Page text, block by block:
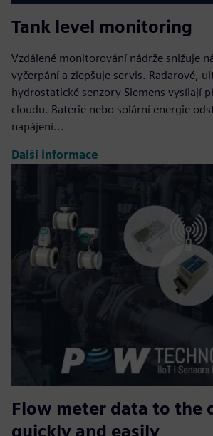
Tank level monitoring
Vzdálené monitorování nádrže snižuje
vyčerpání a zlepšuje servis. Radarové,
hydrostatické senzory Siemens vysílají
cloudu. Baterie nebo solární energie
napájení...
Další informace
Flow meter data to the
quickly and easily